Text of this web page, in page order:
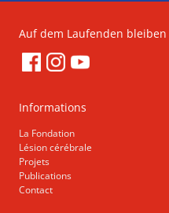
Auf dem Laufenden bleiben
Informations
La Fondation
Lésion cérébrale
Projets
Publications
Contact